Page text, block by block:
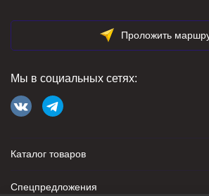
Проложить
Мы в социальных сетях:
Каталог товаров
Спецпредложения